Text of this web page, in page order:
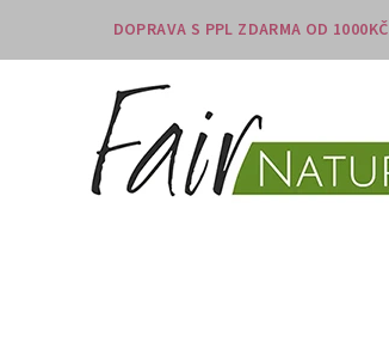
DOPRAVA S PPL ZDARMA OD 1000KČ